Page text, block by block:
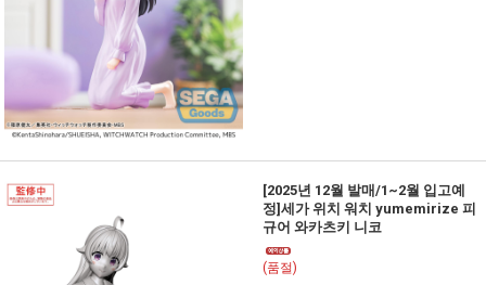
[2025년 12월 발매/1~2월 입고예
정]세가 위치 워치 yumemirize 피
규어 와카츠키 니코
(품절)